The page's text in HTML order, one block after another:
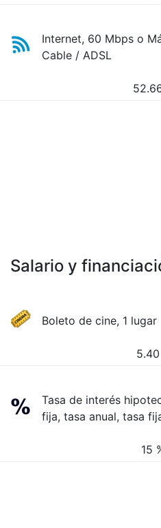
Internet, 60 Mbps o
Cable / ADSL
Salario y
Boleto de cine, 1 lugar
5.40
Tasa de interés
fija, tasa anual, tasa
15